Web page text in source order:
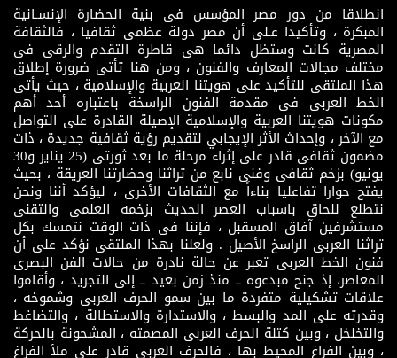
انطلاقا من دور مصر المؤسس فى بنية الحضارة الإنسـانية
المبكرة ، وتأكيدا عـلى أن مصر دولة عظمى ثقافيا ، فالثقافة
المصرية كانت وستظل دائما هى قاطرة التقدم والرقى فى
مختلف مجالات المعارف والفنون ، ومن هنا تأتى ضرورة إطلاق
هذا الملتقى للتأكيد على هويتنا العربية والإسلامية ، حيث يأتى
الخط العربى فى مقدمة الفنون الراسخة باعتباره أحد أهم
مكونات هويتنا العربية والإسلامية الإصيلة القادرة على التواصل
مع الآخر ، وإحداث الأثر الإيجابي لتقديم رؤية ثقافية جديدة ، ذات
مضمون ثقافى قادر على إثراء مرحلة ما بعد ثورتى (25 يناير و30
يونيو) بزخم ثقافى وفنى نابع من تراثنا وحضارتنا العريقة ، بحيث
يفتح حوارا تفاعليا بناءاً مع الثقافات الأخرى ، ليؤكد أننا ونحن
نتطلع للحاق باسباب العصر الحديث بزخمه العلمى والتقنى
مستشرفين آفاق المسقبل ، فإننا فى ذات الوقت نتمسك بكل
تراثنا العربى الراسخ الأصيل . ولعلنا بهذا الملتقى نؤكد على أن
فنون الخط العربى تعبر عن حالة نادرة من حالات الفن البصرى
المعاصر، إذ جنح مبدعوه ــ منذ زمن بعيد ــ إلى التجريد ، وأقاموا
علاقات تشكيلية متفردة ما بين سمو الحرف العربى وشموخه ،
وقدرته على المد والبسط ، والاستدارة والاستطالة ، والتضاغط
والتخلخل ، وبين كتلة الحرف العربى المصمته ، المشحونة بالحركة
، وبين الفراغ المحيط بها ، فالحرف العربى قادر على ملأ الفراغ